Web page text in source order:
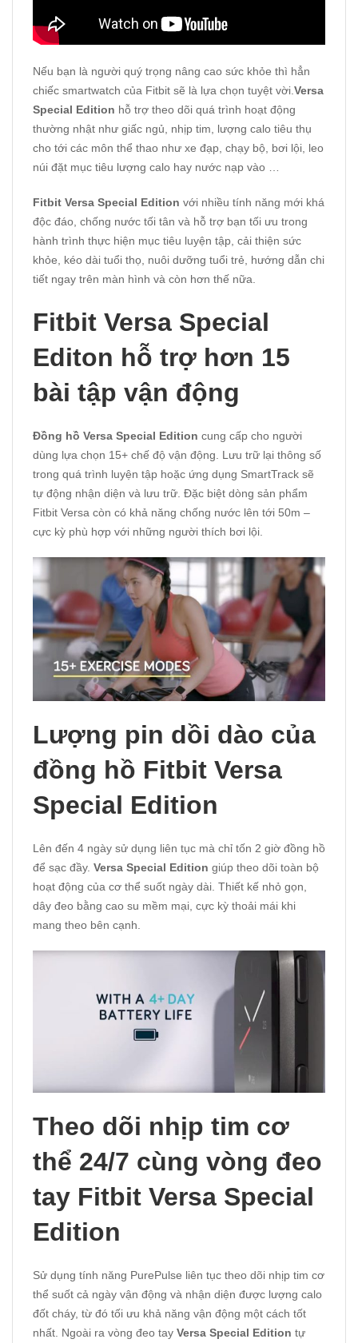
Nếu bạn là người quý trọng nâng cao sức khỏe thì hẳn
chiếc smartwatch của Fitbit sẽ là lựa chọn tuyệt vời. Versa
Special Edition hỗ trợ theo dõi quá trình hoạt động
thường nhật như giấc ngủ, nhịp tim, lượng calo tiêu thụ
cho tới các môn thể thao như xe đạp, chạy bộ, bơi lội, leo
núi đặt mục tiêu lượng calo hay nước nạp vào …
Fitbit Versa Special Edition với nhiều tính năng mới khá
độc đáo, chống nước tối tân và hỗ trợ bạn tối ưu trong
hành trình thực hiện mục tiêu luyện tập, cải thiện sức
khỏe, kéo dài tuổi thọ, nuôi dưỡng tuổi trẻ, hướng dẫn chi
tiết ngay trên màn hình và còn hơn thế nữa.
Fitbit Versa Special
Editon hỗ trợ hơn 15
bài tập vận động
Đồng hồ Versa Special Edition cung cấp cho người
dùng lựa chọn 15+ chế độ vận động. Lưu trữ lại thông số
trong quá trình luyện tập hoặc ứng dụng SmartTrack sẽ
tự động nhận diện và lưu trữ. Đặc biệt dòng sản phẩm
Fitbit Versa còn có khả năng chống nước lên tới 50m –
cực kỳ phù hợp với những người thích bơi lội.
Lượng pin dồi dào của
đồng hồ Fitbit Versa
Special Edition
Lên đến 4 ngày sử dụng liên tục mà chỉ tốn 2 giờ đồng hồ
để sạc đầy. Versa Special Edition giúp theo dõi toàn bộ
hoạt động của cơ thể suốt ngày dài. Thiết kế nhỏ gọn,
dây đeo bằng cao su mềm mại, cực kỳ thoải mái khi
mang theo bên cạnh.
Theo dõi nhịp tim cơ
thể 24/7 cùng vòng đeo
tay Fitbit Versa Special
Edition
Sử dụng tính năng PurePulse liên tục theo dõi nhịp tim cơ
thể suốt cả ngày vận động và nhận diện được lượng calo
đốt cháy, từ đó tối ưu khả năng vận động một cách tốt
nhất. Ngoài ra vòng đeo tay Versa Special Edition tự